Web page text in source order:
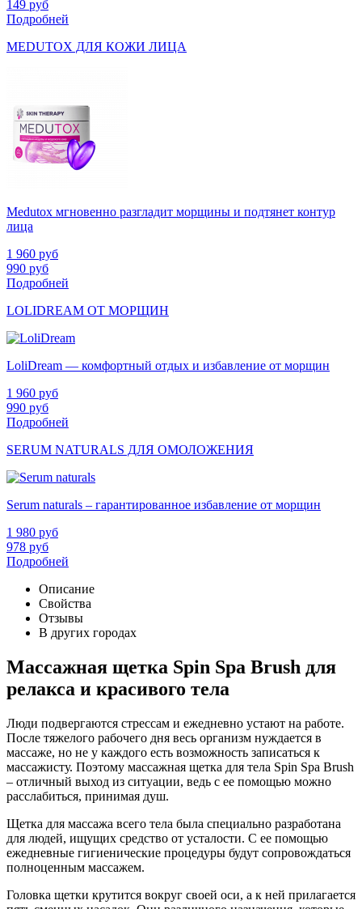
149 руб
Подробней
MEDUTOX ДЛЯ КОЖИ ЛИЦА
Medutox мгновенно разгладит морщины и подтянет контур
лица
1 960 руб
990 руб
Подробней
LOLIDREAM ОТ МОРЩИН
LoliDream — комфортный отдых и избавление от морщин
1 960 руб
990 руб
Подробней
SERUM NATURALS ДЛЯ ОМОЛОЖЕНИЯ
Serum naturals – гарантированное избавление от морщин
1 980 руб
978 руб
Подробней
Описание
Свойства
Отзывы
В других городах
Массажная щетка Spin Spa Brush для
релакса и красивого тела
Люди подвергаются стрессам и ежедневно устают на работе.
После тяжелого рабочего дня весь организм нуждается в
массаже, но не у каждого есть возможность записаться к
массажисту. Поэтому массажная щетка для тела Spin Spa Brush
– отличный выход из ситуации, ведь с ее помощью можно
расслабиться, принимая душ.
Щетка для массажа всего тела была специально разработана
для людей, ищущих средство от усталости. С ее помощью
ежедневные гигиенические процедуры будут сопровождаться
полноценным массажем.
Головка щетки крутится вокруг своей оси, а к ней прилагается